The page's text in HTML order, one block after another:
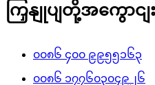
ကြှနျုပျတို့အကွောငျး
၀၀၈၆ ၄၀၀ ၉၉၅၅၁၆၃
၀၀၈၆ ၁၇၇၆၀၃၀၄၉၂၆